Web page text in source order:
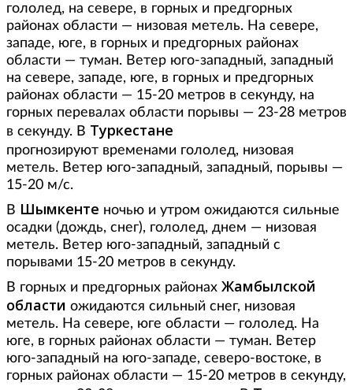
гололед, на севере, в горных и предгорных
районах области — низовая метель. На севере,
западе, юге, в горных и предгорных районах
области — туман. Ветер юго-западный, западный
на севере, западе, юге, в горных и предгорных
районах области — 15-20 метров в секунду, на
горных перевалах области порывы — 23-28 метров
в секунду. В Туркестане
прогнозируют временами гололед, низовая
метель. Ветер юго-западный, западный, порывы —
15-20 м/с.
В Шымкенте ночью и утром ожидаются сильные
осадки (дождь, снег), гололед, днем — низовая
метель. Ветер юго-западный, западный с
порывами 15-20 метров в секунду.
В горных и предгорных районах Жамбылской
области ожидаются сильный снег, низовая
метель. На севере, юге области — гололед. На
юге, в горных районах области — туман. Ветер
юго-западный на юго-западе, северо-востоке, в
горных районах области — 15-20 метров в секунду,